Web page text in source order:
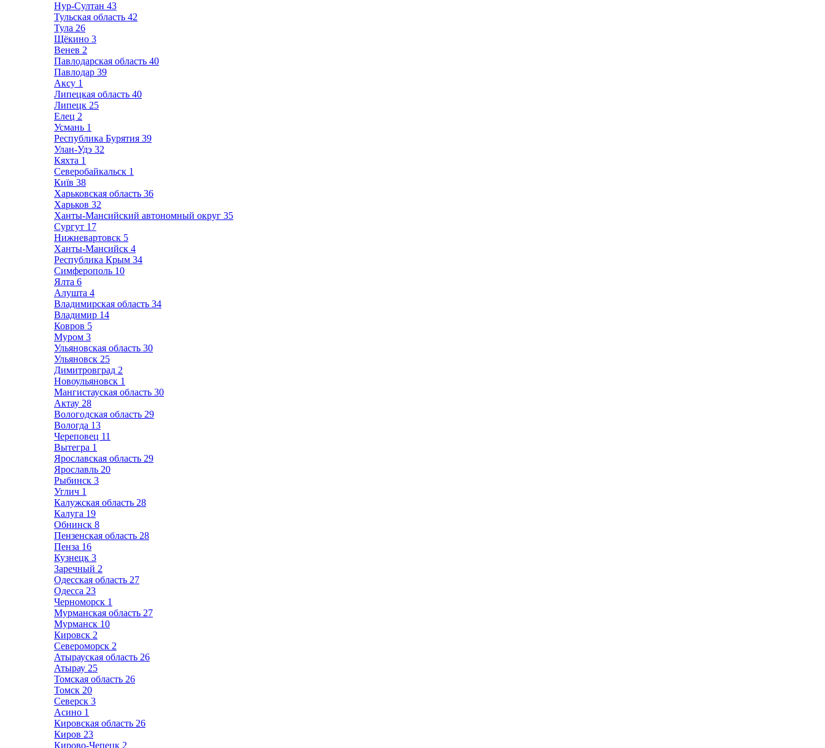
Нур-Султан 43
Тульская область 42
Тула 26
Щёкино 3
Венев 2
Павлодарская область 40
Павлодар 39
Аксу 1
Липецкая область 40
Липецк 25
Елец 2
Усмань 1
Республика Бурятия 39
Улан-Удэ 32
Кяхта 1
Северобайкальск 1
Київ 38
Харьковская область 36
Харьков 32
Ханты-Мансийский автономный округ 35
Сургут 17
Нижневартовск 5
Ханты-Мансийск 4
Республика Крым 34
Симферополь 10
Ялта 6
Алушта 4
Владимирская область 34
Владимир 14
Ковров 5
Муром 3
Ульяновская область 30
Ульяновск 25
Димитровград 2
Новоульяновск 1
Мангистауская область 30
Актау 28
Вологодская область 29
Вологда 13
Череповец 11
Вытегра 1
Ярославская область 29
Ярославль 20
Рыбинск 3
Углич 1
Калужская область 28
Калуга 19
Обнинск 8
Пензенская область 28
Пенза 16
Кузнецк 3
Заречный 2
Одесская область 27
Одесса 23
Черноморск 1
Мурманская область 27
Мурманск 10
Кировск 2
Североморск 2
Атырауская область 26
Атырау 25
Томская область 26
Томск 20
Северск 3
Асино 1
Кировская область 26
Киров 23
Кирово-Чепецк 2